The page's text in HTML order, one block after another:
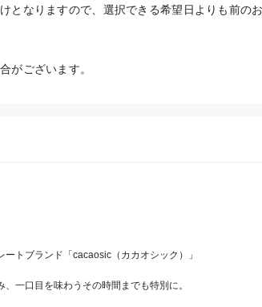
となりますので、選択できる希望日よりも前の
がございます。
トブランド「cacaosic（カカオシック）」
一口目を味わうその時間までも特別に。